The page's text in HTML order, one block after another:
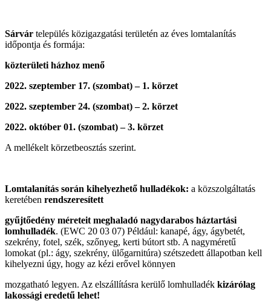
Sárvár település közigazgatási területén az éves lomtalanítás
időpontja és formája:
közterületi házhoz menő
2022. szeptember 17. (szombat) – 1. körzet
2022. szeptember 24. (szombat) – 2. körzet
2022. október 01. (szombat) – 3. körzet
A mellékelt körzetbeosztás szerint.
Lomtalanítás során kihelyezhető hulladékok: a közszolgáltatás
keretében rendszeresített
gyűjtőedény méreteit meghaladó nagydarabos háztartási
lomhulladék. (EWC 20 03 07) Például: kanapé, ágy, ágybetét,
szekrény, fotel, szék, szőnyeg, kerti bútort stb. A nagyméretű
lomokat (pl.: ágy, szekrény, ülőgarnitúra) szétszedett állapotban kell
kihelyezni úgy, hogy az kézi erővel könnyen
mozgatható legyen. Az elszállításra kerülő lomhulladék kizárólag
lakossági eredetű lehet!